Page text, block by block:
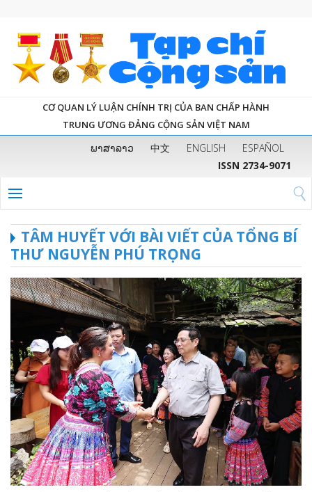
CƠ QUAN LÝ LUẬN CHÍNH TRỊ CỦA BAN CHẤP HÀNH
TRUNG ƯƠNG ĐẢNG CỘNG SẢN VIỆT NAM
ພາສາລາວ 中文 ENGLISH
ESPAÑOL
ISSN 2734-9071
TÂM HUYẾT VỚI BÀI VIẾT CỦA TỔNG BÍ
THƯ NGUYỄN PHÚ TRỌNG